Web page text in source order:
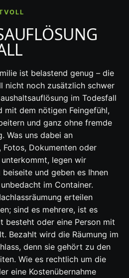
ist belastend genug – die
nicht noch zusätzlich schwer
im Todesfall
mit dem nötigen Feingefühl,
und ganz ohne fremde
Was uns dabei an
Fotos, Dokumenten oder
legen wir
und geben es Ihnen
im Container.
erteilen
sind es mehrere, ist es
besteht oder eine Person mit
Bezahlt wird die Räumung im
denn sie gehört zu den
Wie es rechtlich um die
eine Kostenübernahme